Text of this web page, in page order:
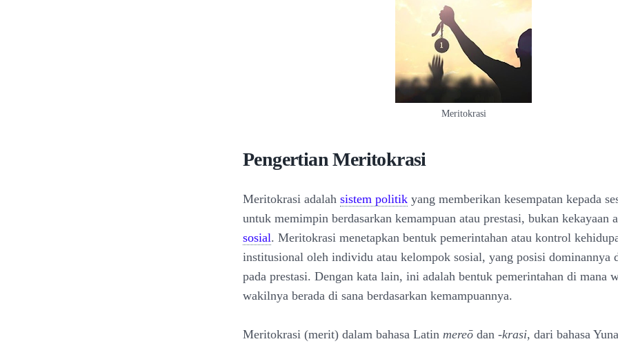
Meritokrasi
Pengertian Meritokrasi
Meritokrasi adalah sistem politik yang memberikan kesempatan kepada
untuk memimpin berdasarkan kemampuan atau prestasi, bukan kekayaan
sosial. Meritokrasi menetapkan bentuk pemerintahan atau kontrol
institusional oleh individu atau kelompok sosial, yang posisi dominannya
pada prestasi. Dengan kata lain, ini adalah bentuk pemerintahan di mana
wakilnya berada di sana berdasarkan kemampuannya.
Meritokrasi (merit) dalam bahasa Latin mereō dan -krasi, dari bahasa